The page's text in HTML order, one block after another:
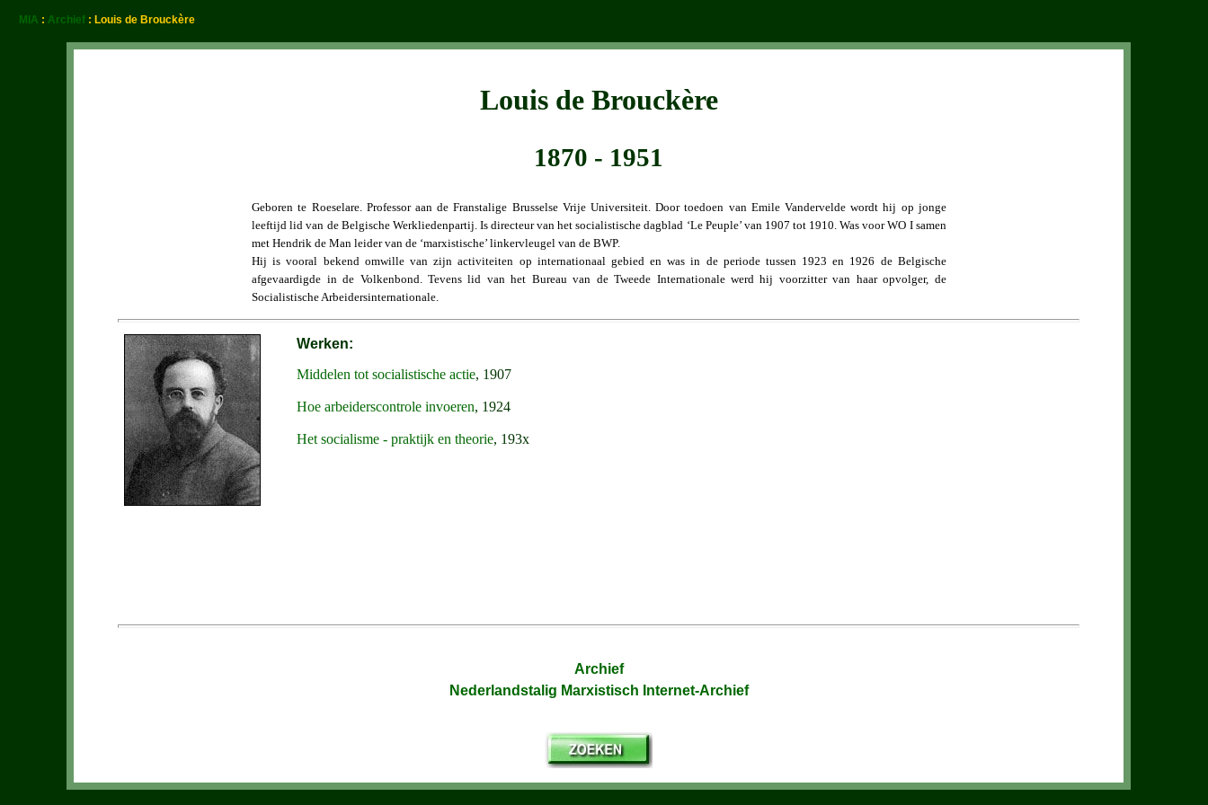
MIA :Archief : Louis de Brouckère
Louis de Brouckère
1870 - 1951
Geboren te Roeselare. Professor aan de Franstalige Brusselse Vrije Universiteit. Door toedoen van Emile Vandervelde wordt hij op jonge
leeftijd lid van de Belgische Werkliedenpartij. Is directeur van het socialistische dagblad ‘Le Peuple’ van 1907 tot 1910. Was voor WO I samen
met Hendrik de Man leider van de ‘marxistische’ linkervleugel van de BWP.
Hij is vooral bekend omwille van zijn activiteiten op internationaal gebied en was in de periode tussen 1923 en 1926 de Belgische
afgevaardigde in de Volkenbond. Tevens lid van het Bureau van de Tweede Internationale werd hij voorzitter van haar opvolger, de
Socialistische Arbeidersinternationale.
Werken:
Middelen tot socialistische actie, 1907
Hoe arbeiderscontrole invoeren, 1924
Het socialisme - praktijk en theorie, 193x
Archief
Nederlandstalig Marxistisch Internet-Archief